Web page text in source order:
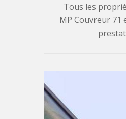
Tous les
MP Couvreur 71